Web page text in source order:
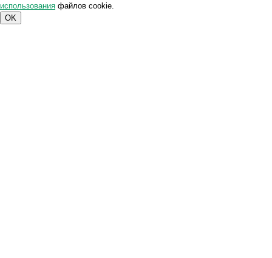
использования файлов cookie.
OK